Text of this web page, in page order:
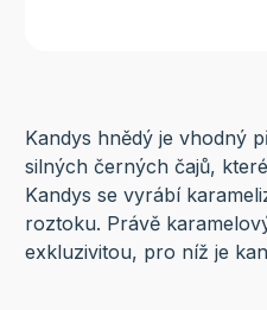
Kandys hnědý je vhodný
silných černých čajů,
Kandys se vyrábí
roztoku. Právě
exkluzivitou, pro níž je